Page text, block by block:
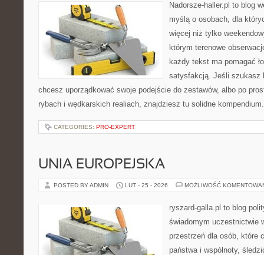
Nadorsze-haller.pl to blog
myślą o osobach, dla
więcej niż tylko
którym terenowe
każdy tekst ma pomagać
satysfakcją. Jeśli szukasz
chcesz uporządkować swoje podejście do zestawów, albo po
rybach i wędkarskich realiach, znajdziesz tu solidne
CATEGORIES: PRO-EXPERT
UNIA EUROPEJSKA
POSTED BY ADMIN LUT - 25 - 2026 MOŻLIWOŚĆ
ryszard-galla.pl to blog
świadomym uczestnictwie
przestrzeń dla osób, które
państwa i wspólnoty,